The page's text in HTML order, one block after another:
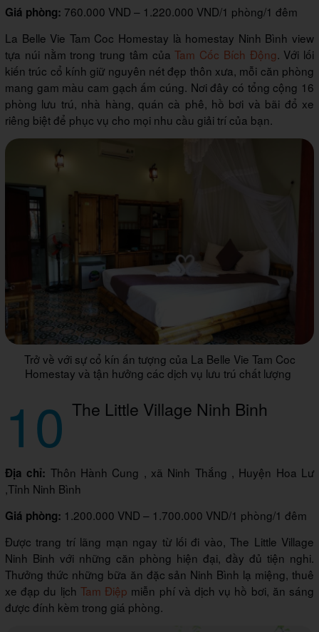
Giá phòng: 760.000 VND – 1.220.000 VND/1 phòng/1 đêm
La Belle Vie Tam Coc Homestay là homestay Ninh Bình view
tựa núi nằm trong trung tâm củaTam Cốc Bích Động. Với lối
kiến trúc cổ kính giữ nguyên nét đẹp thôn xưa, mỗi căn phòng
mang gam màu cam gạch ấm cúng. Nơi đây có tổng cộng 16
phòng lưu trú, nhà hàng, quán cà phê, hồ bơi và bãi đổ xe
riêng biệt để phục vụ cho mọi nhu cầu giải trí của bạn.
Trở về với sự cổ kín ấn tượng của La Belle Vie Tam Coc
Homestay và tận hưởng các dịch vụ lưu trú chất lượng
10 The Little Village Ninh Binh
Địa chỉ: Thôn Hành Cung , xã Ninh Thắng , Huyện Hoa Lư
,Tỉnh Ninh Bình
Giá phòng: 1.200.000 VND – 1.700.000 VND/1 phòng/1 đêm
Được trang trí lãng mạn ngay từ lối đi vào, The Little Village
Ninh Binh với những căn phòng hiện đại, đầy đủ tiện nghi.
Thưởng thức những bữa ăn đặc sản Ninh Bình lạ miệng, thuê
xe đạp du lịch Tam Điệp miễn phí và dịch vụ hồ bơi, ăn sáng
được đính kèm trong giá phòng.